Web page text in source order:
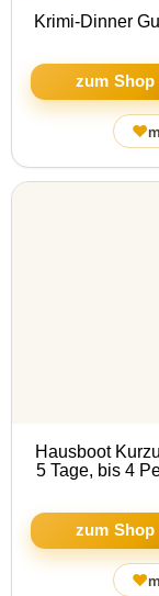
Krimi-Dinner
zum
♥
Hausboot
5 Tage, bis 4
zum
♥